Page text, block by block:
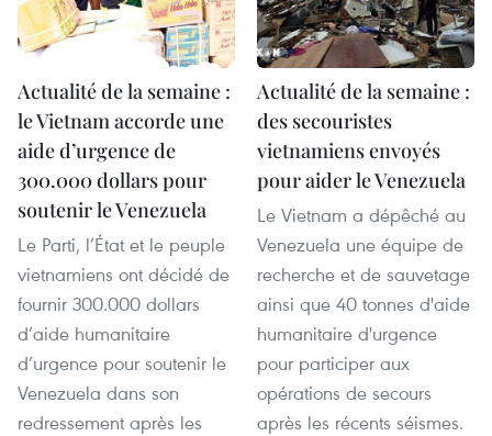
Actualité de la semaine :
le Vietnam accorde une
aide d’urgence de
300.000 dollars pour
soutenir le Venezuela
Le Parti, l’État et le peuple
vietnamiens ont décidé de
fournir 300.000 dollars
d’aide humanitaire
d’urgence pour soutenir le
Venezuela dans son
redressement après les
Actualité de la semaine :
des secouristes
vietnamiens envoyés
pour aider le Venezuela
Le Vietnam a dépêché au
Venezuela une équipe de
recherche et de sauvetage
ainsi que 40 tonnes d'aide
humanitaire d'urgence
pour participer aux
opérations de secours
après les récents séismes.